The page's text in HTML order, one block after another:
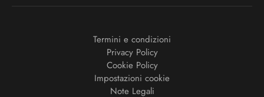
Termini e condizioni
Privacy Policy
Cookie Policy
Impostazioni cookie
Note Legali